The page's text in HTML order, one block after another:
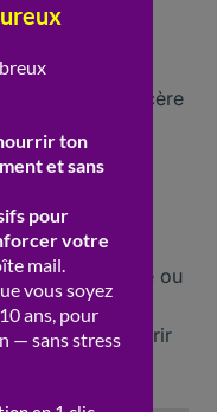
compliment sincère
le repas ou
symbolique
une sortie ou
extérieures
la main ou offrir
maison